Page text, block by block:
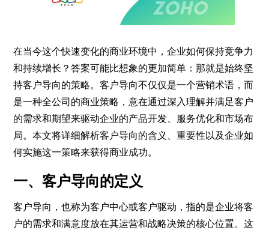
在当今这个快速变化的商业环境中，企业如何保持竞争力
和持续增长？答案可能比想象的更加简单：那就是始终坚
持客户导向的策略。客户导向不仅仅是一个营销术语，而
是一种全公司的商业策略，意在通过深入理解并满足客户
的需求和期望来驱动企业的产品开发、服务优化和市场布
局。本文将详细解析客户导向的含义、重要性以及企业如
何实施这一策略来获得商业成功。
一、客户导向的定义
客户导向，也称为客户中心或客户驱动，指的是企业将客
户的需求和满意度放在其运营和战略决策的核心位置。这